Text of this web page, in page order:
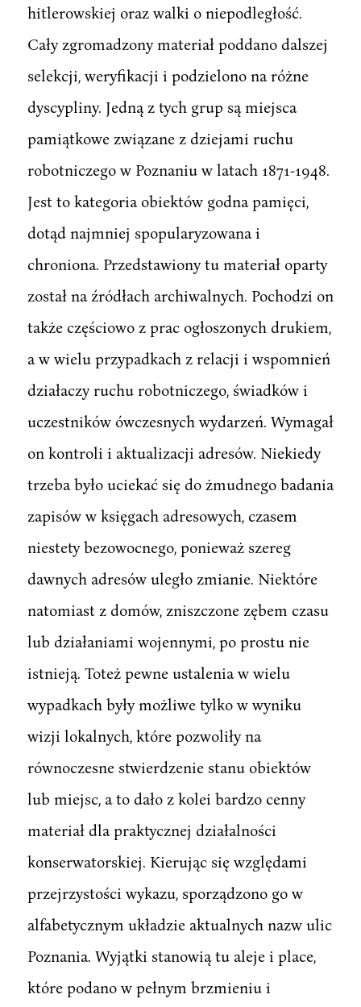
hitlerowskiej oraz walki o niepodległość.
Cały zgromadzony materiał poddano dalszej
selekcji, weryfikacji i podzielono na różne
dyscypliny. Jedną z tych grup są miejsca
pamiątkowe związane z dziejami ruchu
robotniczego w Poznaniu w latach 1871-1948.
Jest to kategoria obiektów godna pamięci,
dotąd najmniej spopularyzowana i
chroniona. Przedstawiony tu materiał oparty
został na źródłach archiwalnych. Pochodzi on
także częściowo z prac ogłoszonych drukiem,
a w wielu przypadkach z relacji i wspomnień
działaczy ruchu robotniczego, świadków i
uczestników ówczesnych wydarzeń. Wymagał
on kontroli i aktualizacji adresów. Niekiedy
trzeba było uciekać się do żmudnego badania
zapisów w księgach adresowych, czasem
niestety bezowocnego, ponieważ szereg
dawnych adresów uległo zmianie. Niektóre
natomiast z domów, zniszczone zębem czasu
lub działaniami wojennymi, po prostu nie
istnieją. Toteż pewne ustalenia w wielu
wypadkach były możliwe tylko w wyniku
wizji lokalnych, które pozwoliły na
równoczesne stwierdzenie stanu obiektów
lub miejsc, a to dało z kolei bardzo cenny
materiał dla praktycznej działalności
konserwatorskiej. Kierując się względami
przejrzystości wykazu, sporządzono go w
alfabetycznym układzie aktualnych nazw ulic
Poznania. Wyjątki stanowią tu aleje i place,
które podano w pełnym brzmieniu i